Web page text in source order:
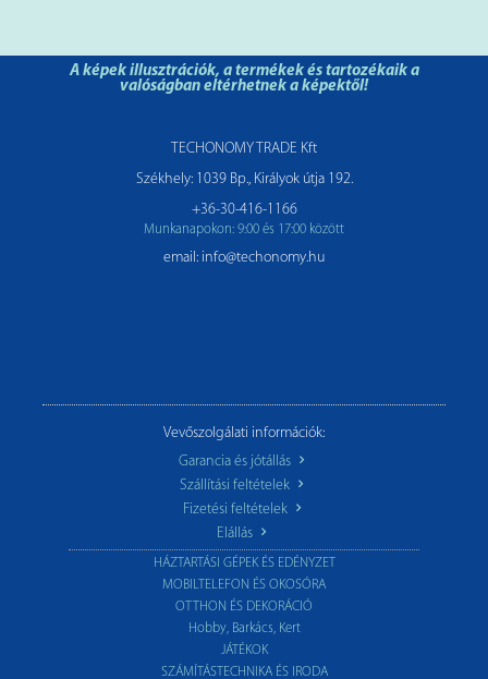
A képek illusztrációk, a termékek és tartozékaik a
valóságban eltérhetnek a képektől!
TECHONOMY TRADE Kft
Székhely: 1039 Bp., Királyok útja 192.
+36-30-416-1166
Munkanapokon: 9:00 és 17:00 között
email: info@techonomy.hu
Vevőszolgálati információk:
Garancia és jótállás
Szállítási feltételek
Fizetési feltételek
Elállás
HÁZTARTÁSI GÉPEK ÉS EDÉNYZET
MOBILTELEFON ÉS OKOSÓRA
OTTHON ÉS DEKORÁCIÓ
Hobby, Barkács, Kert
JÁTÉKOK
SZÁMÍTÁSTECHNIKA ÉS IRODA